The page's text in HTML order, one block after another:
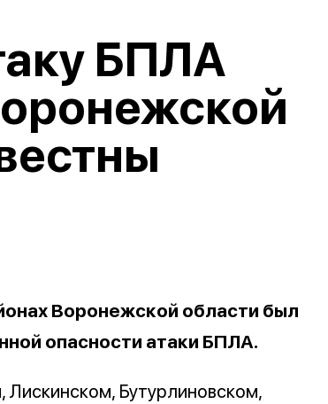
БПЛА
Воронежской области был
опасности атаки БПЛА.
Бутурлиновском,